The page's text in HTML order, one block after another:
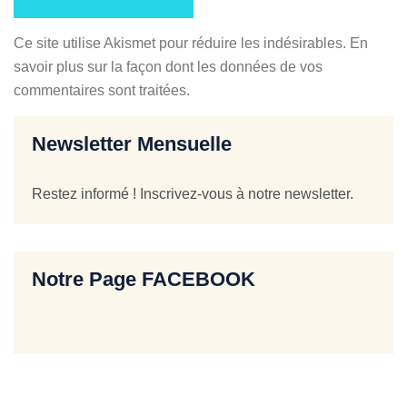
Ce site utilise Akismet pour réduire les indésirables. En
savoir plus sur la façon dont les données de vos
commentaires sont traitées.
Newsletter Mensuelle
Restez informé ! Inscrivez-vous à notre newsletter.
Notre Page FACEBOOK